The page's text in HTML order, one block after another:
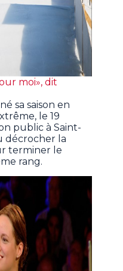
moi», dit
sa saison en
le 19
public à Saint-
décrocher la
terminer le
rang.